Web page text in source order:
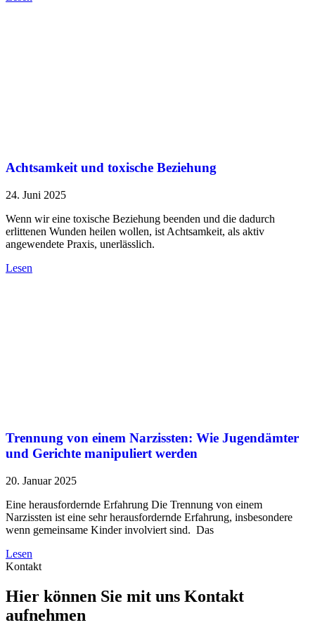
Achtsamkeit und toxische Beziehung
24. Juni 2025
Wenn wir eine toxische Beziehung beenden und die dadurch
erlittenen Wunden heilen wollen, ist Achtsamkeit, als aktiv
angewendete Praxis, unerlässlich.
Lesen
Trennung von einem Narzissten: Wie Jugendämter
und Gerichte manipuliert werden
20. Januar 2025
Eine herausfordernde Erfahrung Die Trennung von einem
Narzissten ist eine sehr herausfordernde Erfahrung, insbesondere
wenn gemeinsame Kinder involviert sind. Das
Lesen
Kontakt
Hier können Sie mit uns Kontakt
aufnehmen